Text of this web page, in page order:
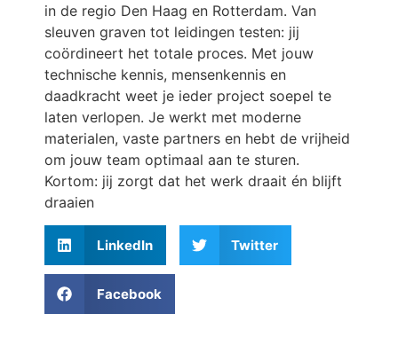
in de regio Den Haag en Rotterdam. Van
sleuven graven tot leidingen testen: jij
coördineert het totale proces. Met jouw
technische kennis, mensenkennis en
daadkracht weet je ieder project soepel te
laten verlopen. Je werkt met moderne
materialen, vaste partners en hebt de vrijheid
om jouw team optimaal aan te sturen.
Kortom: jij zorgt dat het werk draait én blijft
draaien
LinkedIn Twitter
Facebook